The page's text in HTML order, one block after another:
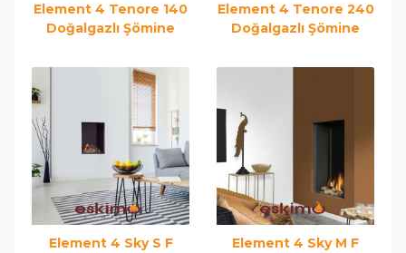
Element 4 Tenore 140
Doğalgazlı Şömine
Element 4 Tenore 240
Doğalgazlı Şömine
Element 4 Sky S F
Element 4 Sky M F